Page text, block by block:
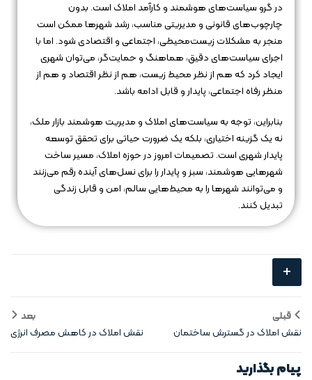
در گرو سیاست‌های هوشمند و کارآمد املاک است. بدون
چارچوب‌های قانونی و مدیریتی مناسب، رشد شهرها ممکن است
منجر به مشکلات زیست‌محیطی، اجتماعی و اقتصادی شود. اما با
اجرای سیاست‌های دقیق، هماهنگ و حمایت‌گر، می‌توان شهری
ایجاد کرد که هم از نظر محیط زیست، هم از نظر اقتصاد و هم از
منظر رفاه اجتماعی، پایدار و قابل ادامه باشد.
بنابراین، توجه به سیاست‌های املاک و مدیریت هوشمند بازار ملک،
نه یک گزینه اختیاری، بلکه یک ضرورت حیاتی برای تحقق توسعه
پایدار شهری است. تصمیمات امروز در حوزه املاک، مسیر ساخت
شهرهایی هوشمند، سبز و پایدار را برای نسل‌های آینده رقم می‌زنند
و می‌توانند شهرها را به محیط‌هایی سالم، امن و قابل زندگی
تبدیل کنند.
+
قبلی
نقش املاک در گسترش ساختمان‌
های سبز
بعد
نقش املاک در کاهش مصرف انرژی
درساختمان‌
پیام بگذارید